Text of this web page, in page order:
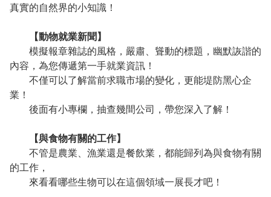
真實的自然界的小知識！
【動物就業新聞】
模擬報章雜誌的風格，嚴肅、聳動的標題，幽默詼諧的
內容，為您傳遞第一手就業資訊！
不僅可以了解當前求職市場的變化，更能堤防黑心企
業！
後面有小專欄，抽查幾間公司，帶您深入了解！
【與食物有關的工作】
不管是農業、漁業還是餐飲業，都能歸列為與食物有關
的工作，
來看看哪些生物可以在這個領域一展長才吧！